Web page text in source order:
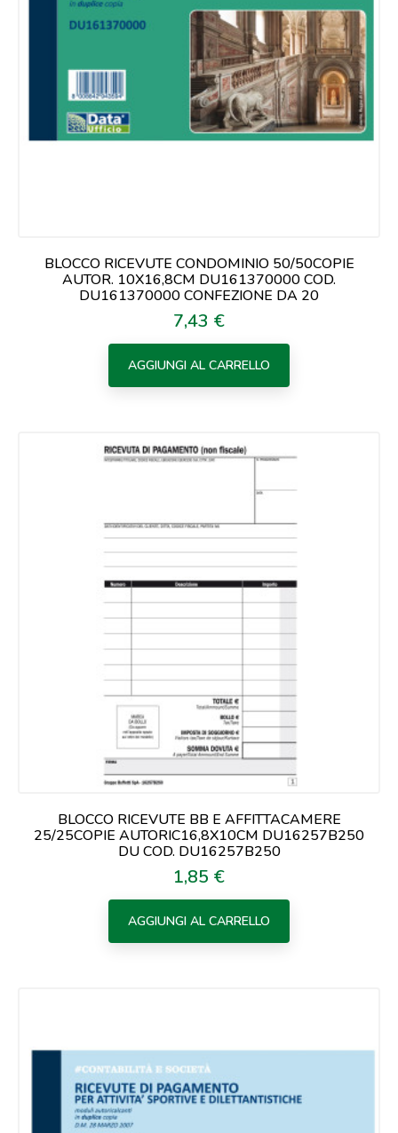
BLOCCO RICEVUTE CONDOMINIO 50/50COPIE
AUTOR. 10X16,8CM DU161370000 COD.
DU161370000 CONFEZIONE DA 20
Prezzo
7,43 €
AGGIUNGI AL CARRELLO
BLOCCO RICEVUTE BB E AFFITTACAMERE
25/25COPIE AUTORIC16,8X10CM DU16257B250
DU COD. DU16257B250
Prezzo
1,85 €
AGGIUNGI AL CARRELLO